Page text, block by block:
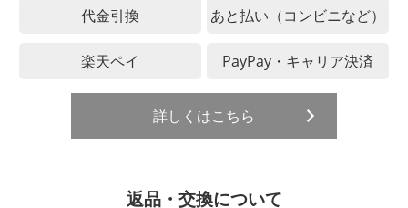
代金引換 あと払い（コンビニなど）
楽天ペイ PayPay・キャリア決済
詳しくはこちら
返品・交換について